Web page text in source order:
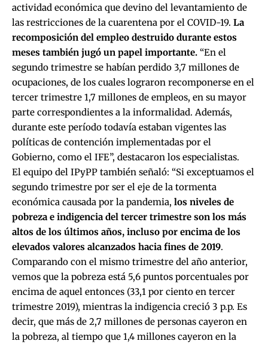
actividad económica que devino del levantamiento de
las restricciones de la cuarentena por el COVID-19. La
recomposición del empleo destruido durante estos
meses también jugó un papel importante. “En el
segundo trimestre se habían perdido 3,7 millones de
ocupaciones, de los cuales lograron recomponerse en el
tercer trimestre 1,7 millones de empleos, en su mayor
parte correspondientes a la informalidad. Además,
durante este período todavía estaban vigentes las
políticas de contención implementadas por el
Gobierno, como el IFE”, destacaron los especialistas.
El equipo del IPyPP también señaló: “Si exceptuamos el
segundo trimestre por ser el eje de la tormenta
económica causada por la pandemia, los niveles de
pobreza e indigencia del tercer trimestre son los más
altos de los últimos años, incluso por encima de los
elevados valores alcanzados hacia fines de 2019.
Comparando con el mismo trimestre del año anterior,
vemos que la pobreza está 5,6 puntos porcentuales por
encima de aquel entonces (33,1 por ciento en tercer
trimestre 2019), mientras la indigencia creció 3 p.p. Es
decir, que más de 2,7 millones de personas cayeron en
la pobreza, al tiempo que 1,4 millones cayeron en la